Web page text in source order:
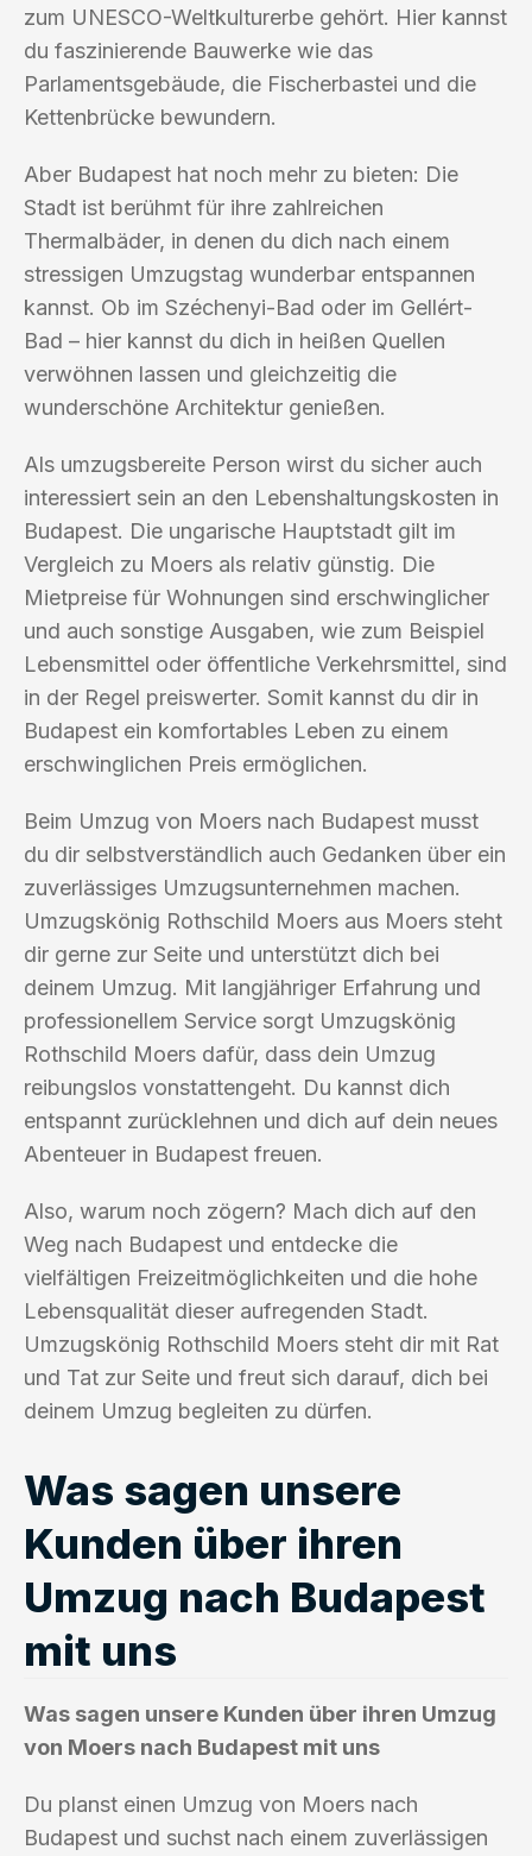
zum UNESCO-Weltkulturerbe gehört. Hier kannst
du faszinierende Bauwerke wie das
Parlamentsgebäude, die Fischerbastei und die
Kettenbrücke bewundern.
Aber Budapest hat noch mehr zu bieten: Die
Stadt ist berühmt für ihre zahlreichen
Thermalbäder, in denen du dich nach einem
stressigen Umzugstag wunderbar entspannen
kannst. Ob im Széchenyi-Bad oder im Gellért-
Bad – hier kannst du dich in heißen Quellen
verwöhnen lassen und gleichzeitig die
wunderschöne Architektur genießen.
Als umzugsbereite Person wirst du sicher auch
interessiert sein an den Lebenshaltungskosten in
Budapest. Die ungarische Hauptstadt gilt im
Vergleich zu Moers als relativ günstig. Die
Mietpreise für Wohnungen sind erschwinglicher
und auch sonstige Ausgaben, wie zum Beispiel
Lebensmittel oder öffentliche Verkehrsmittel, sind
in der Regel preiswerter. Somit kannst du dir in
Budapest ein komfortables Leben zu einem
erschwinglichen Preis ermöglichen.
Beim Umzug von Moers nach Budapest musst
du dir selbstverständlich auch Gedanken über ein
zuverlässiges Umzugsunternehmen machen.
Umzugskönig Rothschild Moers aus Moers steht
dir gerne zur Seite und unterstützt dich bei
deinem Umzug. Mit langjähriger Erfahrung und
professionellem Service sorgt Umzugskönig
Rothschild Moers dafür, dass dein Umzug
reibungslos vonstattengeht. Du kannst dich
entspannt zurücklehnen und dich auf dein neues
Abenteuer in Budapest freuen.
Also, warum noch zögern? Mach dich auf den
Weg nach Budapest und entdecke die
vielfältigen Freizeitmöglichkeiten und die hohe
Lebensqualität dieser aufregenden Stadt.
Umzugskönig Rothschild Moers steht dir mit Rat
und Tat zur Seite und freut sich darauf, dich bei
deinem Umzug begleiten zu dürfen.
Was sagen unsere
Kunden über ihren
Umzug nach Budapest
mit uns
Was sagen unsere Kunden über ihren Umzug
von Moers nach Budapest mit uns
Du planst einen Umzug von Moers nach
Budapest und suchst nach einem zuverlässigen